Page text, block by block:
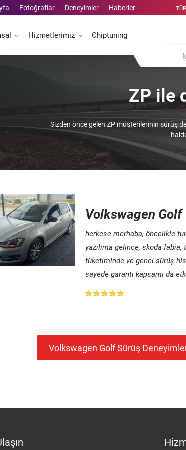
Fotoğraflar Deneyimler Haberler
Hizmetlerimiz Chiptuning
ZP ile
Sizden önce gelen ZP müşterilerinin sürüş
Volkswagen
herkese merhaba, öncelikle
yazılıma gelince, skoda
tüketiminde ve genel sürüş
sayede garanti kapsamı da
Volkswagen Golf Sürüş